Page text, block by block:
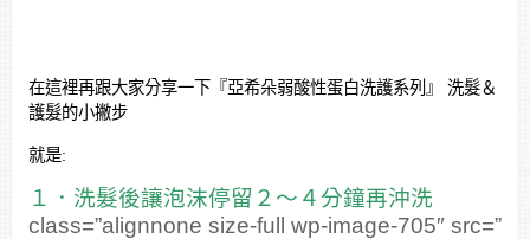
在這裡再跟大家分享一下『亞希朵弱酸性蛋白洗護系列』 洗髮＆
護髮的小撇步
就是:
１．洗髮後讓泡沫停留２～４分鐘再沖洗
class=”alignnone size-full wp-image-705″ src=”